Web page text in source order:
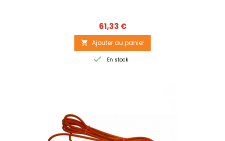
Prix
61,33 €
 Ajouter au panier
 En stock